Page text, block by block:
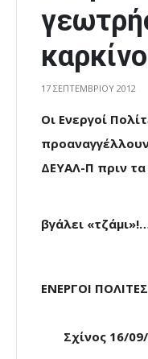
17 ΣΕΠΤΕΜΒΡΊΟΥ 2012
Οι Ενεργοί
ΔΕΥΑΛ-Π πριν τα
βγάλει
ΕΝΕΡΓΟΙ
Σχίνος 16/09/